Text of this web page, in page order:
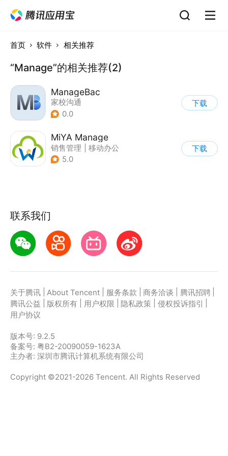
首页 软件 相关推荐
“Manage”的相关推荐(2)
ManageBac
家校沟通
0.0
下载
MiYA Manage
销售管理
移动办公
5.0
下载
联系我们
关于腾讯 About Tencent 服务条款 商务洽谈 腾讯招聘
腾讯公益
版权所有 用户权限 隐私政策 侵权投诉指引
用户协议
版本号: 9.2.5
备案号: 粤B2-20090059-1623A
主办者: 深圳市腾讯计算机系统有限公司
Copyright ©2021-2026 Tencent. All Rights Reserved